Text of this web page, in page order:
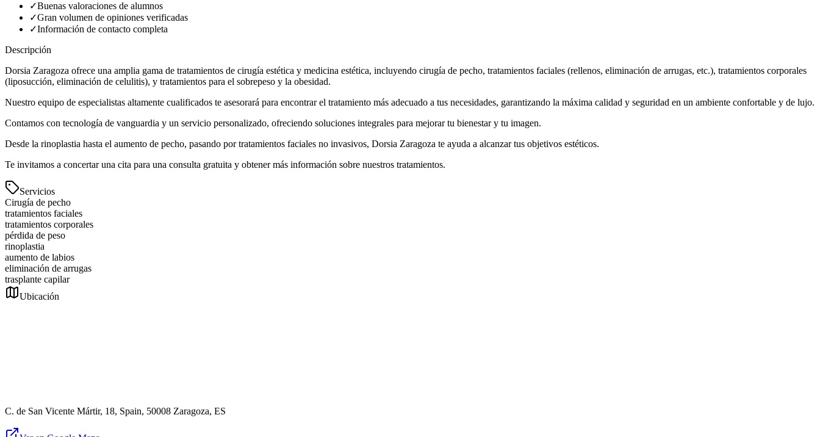
✓Buenas valoraciones de alumnos
✓Gran volumen de opiniones verificadas
✓Información de contacto completa
Descripción
Dorsia Zaragoza ofrece una amplia gama de tratamientos de cirugía estética y medicina estética, incluyendo cirugía de pecho, tratamientos faciales (rellenos, eliminación de arrugas, etc.), tratamientos corporales
(liposucción, eliminación de celulitis), y tratamientos para el sobrepeso y la obesidad.
Nuestro equipo de especialistas altamente cualificados te asesorará para encontrar el tratamiento más adecuado a tus necesidades, garantizando la máxima calidad y seguridad en un ambiente confortable y de lujo.
Contamos con tecnología de vanguardia y un servicio personalizado, ofreciendo soluciones integrales para mejorar tu bienestar y tu imagen.
Desde la rinoplastia hasta el aumento de pecho, pasando por tratamientos faciales no invasivos, Dorsia Zaragoza te ayuda a alcanzar tus objetivos estéticos.
Te invitamos a concertar una cita para una consulta gratuita y obtener más información sobre nuestros tratamientos.
Servicios
Cirugía de pecho
tratamientos faciales
tratamientos corporales
pérdida de peso
rinoplastia
aumento de labios
eliminación de arrugas
trasplante capilar
Ubicación
C. de San Vicente Mártir, 18, Spain, 50008 Zaragoza, ES